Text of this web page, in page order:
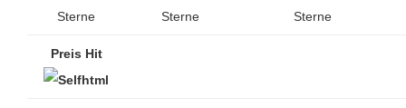
Sterne
Sterne
Sterne
Preis Hit